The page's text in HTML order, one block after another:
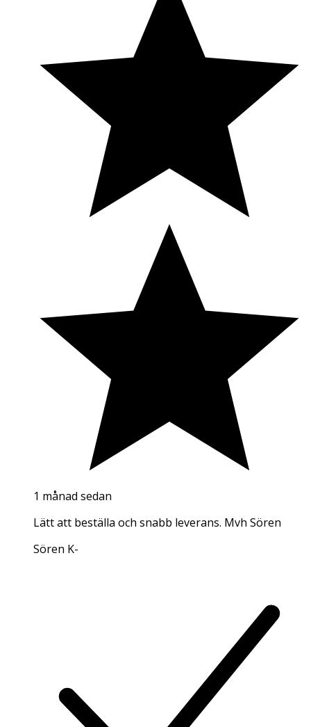
1 månad sedan
Lätt att beställa och snabb leverans. Mvh Sören
Sören K-